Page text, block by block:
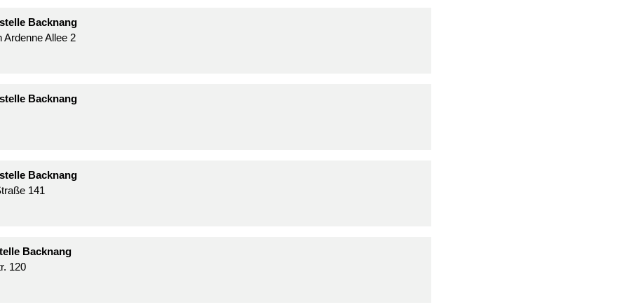
Backnang
Ardenne Allee 2
Backnang
Backnang
141
Backnang
120